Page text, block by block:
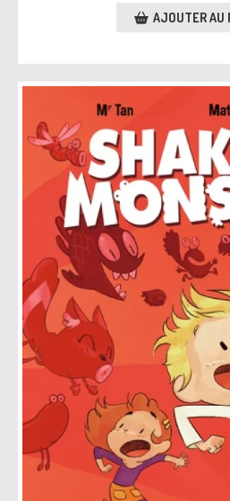
AJOUTER AU